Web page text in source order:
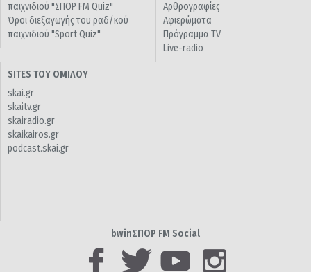
παιχνιδιού "ΣΠΟΡ FM Quiz"
Όροι διεξαγωγής του ραδ/κού
παιχνιδιού "Sport Quiz"
Αρθρογραφίες
Αφιερώματα
Πρόγραμμα TV
Live-radio
SITES ΤΟΥ ΟΜΙΛΟΥ
skai.gr
skaitv.gr
skairadio.gr
skaikairos.gr
podcast.skai.gr
bwinΣΠΟΡ FM Social